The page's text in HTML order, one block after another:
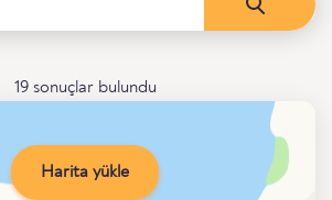
19 sonuçlar bulundu
Harita yükle